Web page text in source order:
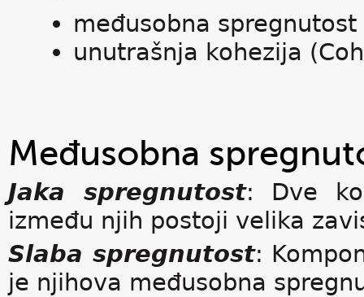
međusobna spregnutost
unutrašnja kohezija
Međusobna
Jaka spregnutost: Dve
između njih postoji velika
Slaba spregnutost:
je njihova međusobna